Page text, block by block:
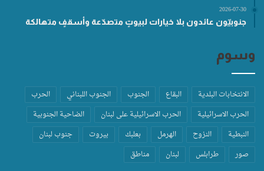
2026-07-30
جنوبيّون عائدون بلا خيارات لبيوتٍ متصدّعة وأسقفٍ متهالكة
وسوم
الانتخابات البلدية البقاع الجنوب الجنوب اللبناني
الحرب
الحرب الاسرائيلية
الحرب الاسرائيلية على لبنان
الضاحية الجنوبية
النبطية
النزوح الهرمل بعلبك بيروت
جنوب لبنان
صور
طرابلس لبنان مناطق